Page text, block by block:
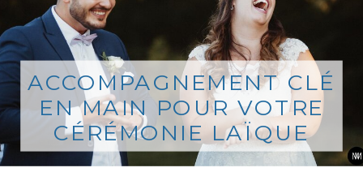
ACCOMPAGNEMENT CLÉ
EN MAIN POUR VOTRE
CÉRÉMONIE LAÏQUE